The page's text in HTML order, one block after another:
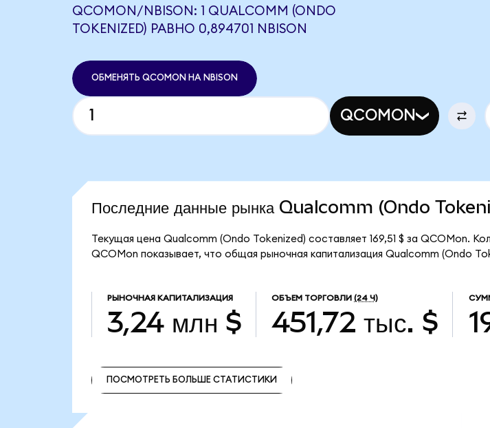
QCOMON/NBISON: 1 QUALCOMM (ONDO
TOKENIZED) РАВНО 0,894701 NBISON
ОБМЕНЯТЬ QCOMON НА NBISON
QCOMON
Последние данные рынка Qualcomm (Ondo
Текущая цена Qualcomm (Ondo Tokenized) составляет 169,51 $ за QCOMon.
QCOMon показывает, что общая рыночная капитализация Qualcomm (Ondo
РЫНОЧНАЯ КАПИТАЛИЗАЦИЯ
3,24 млн $
ОБЪЕМ ТОРГОВЛИ (24 Ч)
451,72 тыс. $
ПОСМОТРЕТЬ БОЛЬШЕ СТАТИСТИКИ